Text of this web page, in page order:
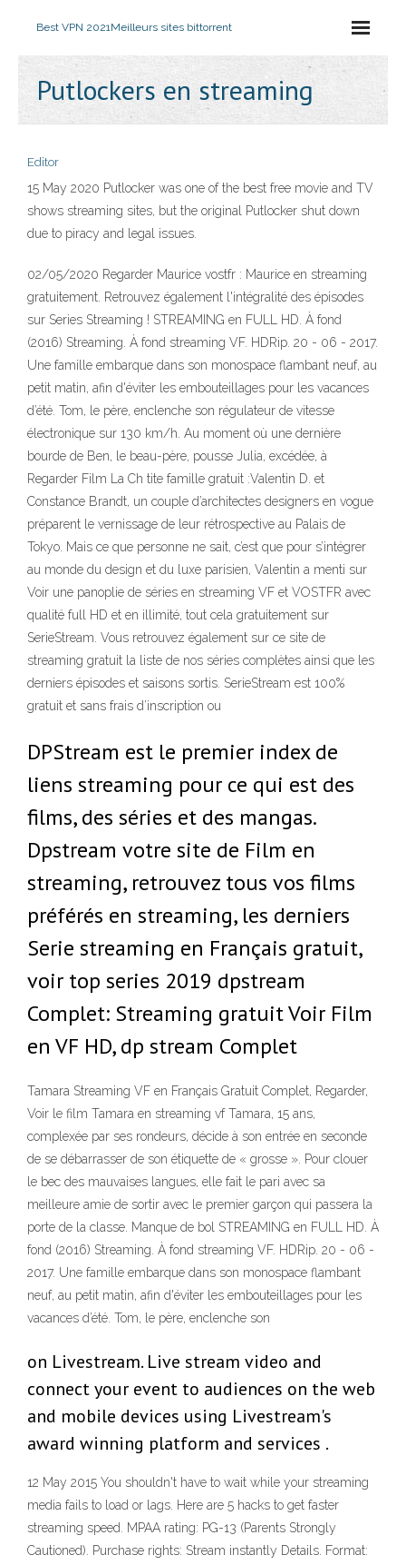
Best VPN 2021Meilleurs sites bittorrent
Putlockers en streaming
Editor
15 May 2020 Putlocker was one of the best free movie and TV
shows streaming sites, but the original Putlocker shut down
due to piracy and legal issues.
02/05/2020 Regarder Maurice vostfr : Maurice en streaming
gratuitement. Retrouvez également l'intégralité des épisodes
sur Series Streaming ! STREAMING en FULL HD. À fond
(2016) Streaming. À fond streaming VF. HDRip. 20 - 06 - 2017.
Une famille embarque dans son monospace flambant neuf, au
petit matin, afin d'éviter les embouteillages pour les vacances
d’été. Tom, le père, enclenche son régulateur de vitesse
électronique sur 130 km/h. Au moment où une dernière
bourde de Ben, le beau-père, pousse Julia, excédée, à
Regarder Film La Ch tite famille gratuit :Valentin D. et
Constance Brandt, un couple d’architectes designers en vogue
préparent le vernissage de leur rétrospective au Palais de
Tokyo. Mais ce que personne ne sait, c’est que pour s’intégrer
au monde du design et du luxe parisien, Valentin a menti sur
Voir une panoplie de séries en streaming VF et VOSTFR avec
qualité full HD et en illimité, tout cela gratuitement sur
SerieStream. Vous retrouvez également sur ce site de
streaming gratuit la liste de nos séries complètes ainsi que les
derniers épisodes et saisons sortis. SerieStream est 100%
gratuit et sans frais d’inscription ou
DPStream est le premier index de
liens streaming pour ce qui est des
films, des séries et des mangas.
Dpstream votre site de Film en
streaming, retrouvez tous vos films
préférés en streaming, les derniers
Serie streaming en Français gratuit,
voir top series 2019 dpstream
Complet: Streaming gratuit Voir Film
en VF HD, dp stream Complet
Tamara Streaming VF en Français Gratuit Complet, Regarder,
Voir le film Tamara en streaming vf Tamara, 15 ans,
complexée par ses rondeurs, décide à son entrée en seconde
de se débarrasser de son étiquette de « grosse ». Pour clouer
le bec des mauvaises langues, elle fait le pari avec sa
meilleure amie de sortir avec le premier garçon qui passera la
porte de la classe. Manque de bol STREAMING en FULL HD. À
fond (2016) Streaming. À fond streaming VF. HDRip. 20 - 06 -
2017. Une famille embarque dans son monospace flambant
neuf, au petit matin, afin d'éviter les embouteillages pour les
vacances d’été. Tom, le père, enclenche son
on Livestream. Live stream video and
connect your event to audiences on the web
and mobile devices using Livestream's
award winning platform and services .
12 May 2015 You shouldn't have to wait while your streaming
media fails to load or lags. Here are 5 hacks to get faster
streaming speed. MPAA rating: PG-13 (Parents Strongly
Cautioned). Purchase rights: Stream instantly Details. Format: